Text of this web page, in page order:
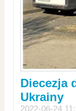
Diecezja
Ukrainy
2022-06-24